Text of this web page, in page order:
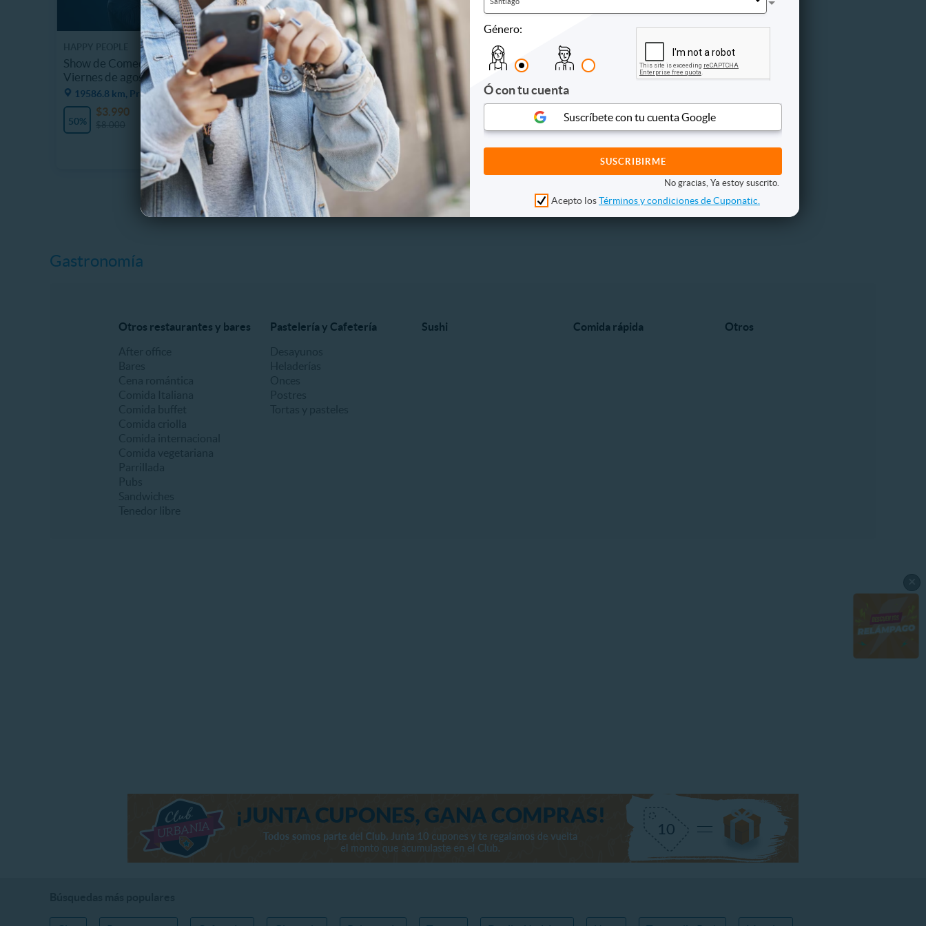
Género:
Ó con tu cuenta
Suscríbete con tu cuenta Google
No gracias, Ya estoy suscrito.
Acepto losTérminos y condiciones de Cuponatic.
Show de Comedia: Jueves y
Viernes de agosto en Happy People
19586.8 km, Providencia
50%
6 Vendidos
$3.990
Gastronomía
Otros restaurantes y bares
Pastelería y Cafetería
Sushi Comida rápida Otros